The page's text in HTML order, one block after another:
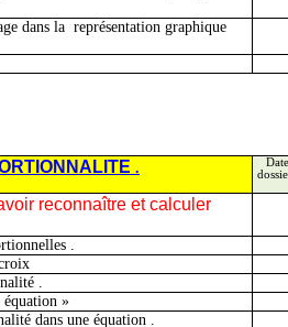
dans la représentation graphique
.
reconnaître et calculer
.
.
»
dans une équation .